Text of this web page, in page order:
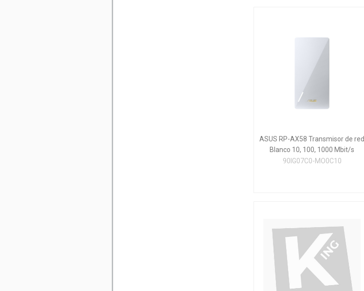
ASUS RP-AX58 Transmisor de red
Blanco 10, 100, 1000 Mbit/s
90IG07C0-MO0C10